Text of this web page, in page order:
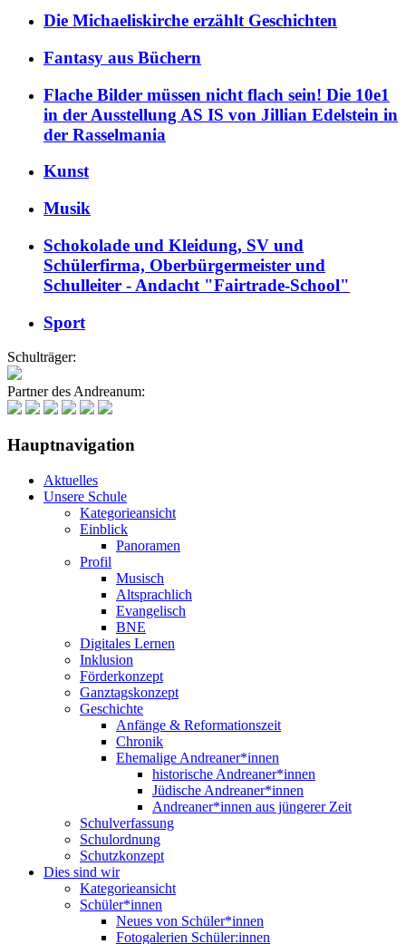
Die Michaeliskirche erzählt Geschichten
Fantasy aus Büchern
Flache Bilder müssen nicht flach sein! Die 10e1
in der Ausstellung AS IS von Jillian Edelstein in
der Rasselmania
Kunst
Musik
Schokolade und Kleidung, SV und
Schülerfirma, Oberbürgermeister und
Schulleiter - Andacht "Fairtrade-School"
Sport
Schulträger:
Partner des Andreanum:
Hauptnavigation
Aktuelles
Unsere Schule
Kategorieansicht
Einblick
Panoramen
Profil
Musisch
Altsprachlich
Evangelisch
BNE
Digitales Lernen
Inklusion
Förderkonzept
Ganztagskonzept
Geschichte
Anfänge & Reformationszeit
Chronik
Ehemalige Andreaner*innen
historische Andreaner*innen
Jüdische Andreaner*innen
Andreaner*innen aus jüngerer Zeit
Schulverfassung
Schulordnung
Schutzkonzept
Dies sind wir
Kategorieansicht
Schüler*innen
Neues von Schüler*innen
Fotogalerien Schüler:innen